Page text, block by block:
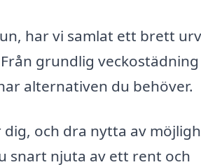
har vi samlat ett brett
grundlig
alternativen du behöver.
och dra nytta av
snart njuta av ett rent och